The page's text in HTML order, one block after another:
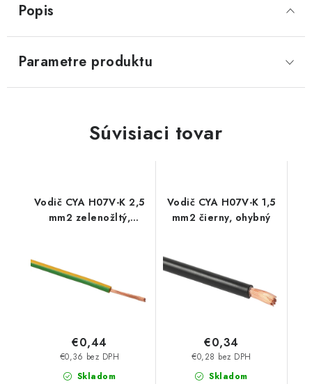
Popis
Parametre produktu
Súvisiaci tovar
Vodič CYA H07V-K 2,5
mm2 zelenožltý,
Skladom
€0,36 bez DPH
€0,44
Vodič CYA H07V-K 1,5
mm2 čierny, ohybný
Skladom
€0,28 bez DPH
€0,34